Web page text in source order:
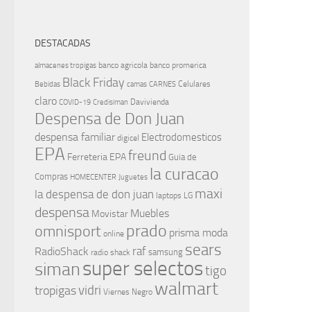
DESTACADAS
almacenes tropigas banco agricola banco promerica
Bebidas Black Friday camas CARNES Celulares
claro COVID-19 Credisiman Davivienda
Despensa de Don Juan
despensa familiar digicel Electrodomesticos
EPA Ferreteria EPAfreund Guia de
Compras HOMECENTER Juguetes la curacao
la despensa de don juan laptops LG maxi
despensa Movistar Muebles
omnisport online prado prisma moda
RadioShack radio shack raf samsung sears
simansuper selectostigo
tropigasvidri Viernes Negro walmart